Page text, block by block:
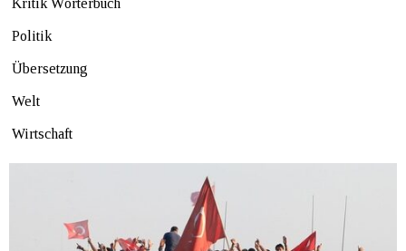
Politik
Übersetzung
Welt
Wirtschaft